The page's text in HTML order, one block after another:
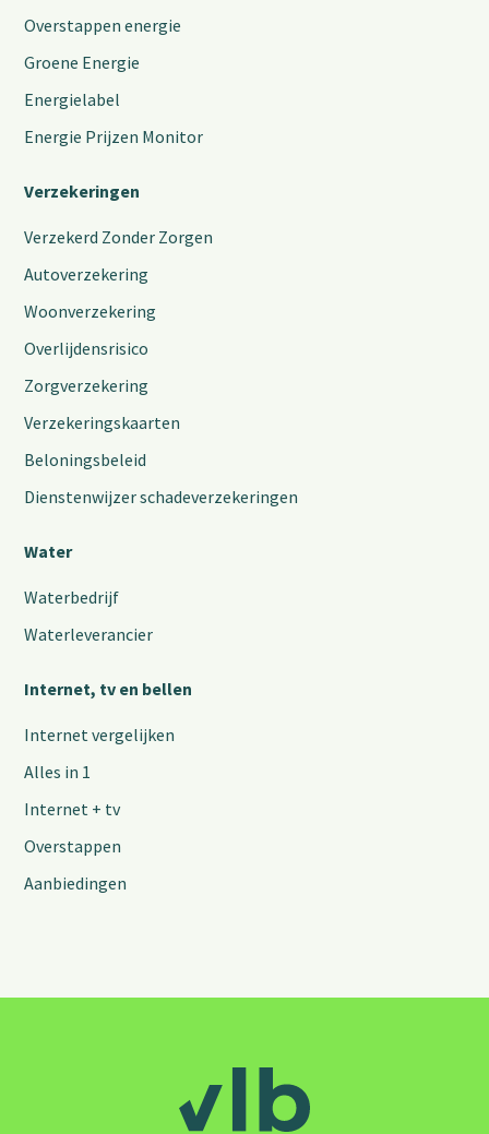
Overstappen energie
Groene Energie
Energielabel
Energie Prijzen Monitor
Verzekeringen
Verzekerd Zonder Zorgen
Autoverzekering
Woonverzekering
Overlijdensrisico
Zorgverzekering
Verzekeringskaarten
Beloningsbeleid
Dienstenwijzer schadeverzekeringen
Water
Waterbedrijf
Waterleverancier
Internet, tv en bellen
Internet vergelijken
Alles in 1
Internet + tv
Overstappen
Aanbiedingen